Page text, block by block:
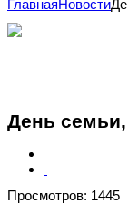
ГлавнаяНовости
День
Просмотров: 1445